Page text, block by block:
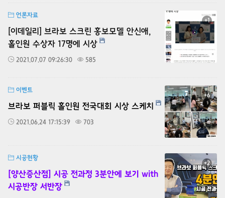
언론자료
[이데일리] 브라보 스크린 홍보모델 안신애,
홀인원 수상자 17명에 시상
2021.07.07 09:26:30 585
+1
이벤트
브라보 퍼블릭 홀인원 전국대회 시상 스케치
2021.06.24 17:15:39 703
+6
시공현황
[양산증산점] 시공 전과정 3분안에 보기 with
시공반장 서반장
+2